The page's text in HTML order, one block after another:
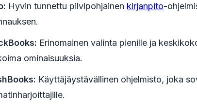
Hyvin tunnettu pilvipohjainen kirjanpito-
Erinomainen valinta pienille ja
ominaisuuksia.
Käyttäjäystävällinen ohjelmisto, joka